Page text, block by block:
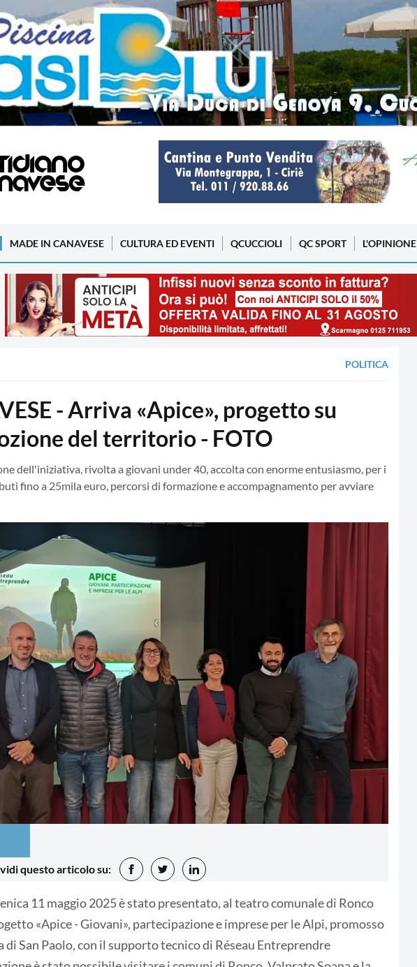
MADE IN CANAVESE CULTURA ED EVENTI QCUCCIOLI QC SPORT L'OPINIONE
POLITICA
- Arriva «Apice», progetto su
del territorio - FOTO
dell'iniziativa, rivolta a giovani under 40, accolta con enorme entusiasmo, per i
fino a 25mila euro, percorsi di formazione e accompagnamento per avviare
questo articolo su:
11 maggio 2025 è stato presentato, al teatro comunale di Ronco
«Apice - Giovani», partecipazione e imprese per le Alpi, promosso
di San Paolo, con il supporto tecnico di Réseau Entreprendre